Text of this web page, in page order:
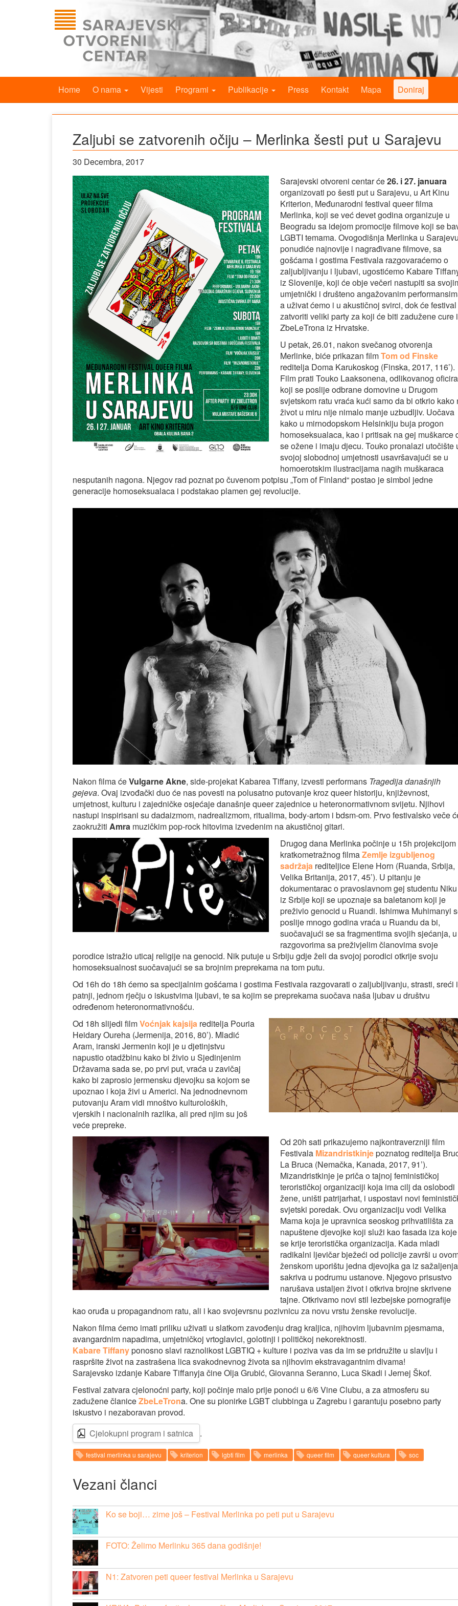
Home O nama Vijesti Programi Publikacije Press Kontakt Mapa Doniraj
Zaljubi se zatvorenih očiju – Merlinka šesti put u Sarajevu
30 Decembra, 2017
Sarajevski otvoreni centar će26. i 27. januara
organizovati po šesti put u Sarajevu, u Art Kinu
Kriterion, Međunarodni festival queer filma
Merlinka, koji se već devet godina organizuje u
Beogradu sa idejom promocije filmove koji se
LGBTI temama. Ovogodišnja Merlinka u
ponudiće najnovije i nagrađivane filmove, sa
gošćama i gostima Festivala razgovaraćemo o
zaljubljivanju i ljubavi, ugostićemo Kabare
iz Slovenije, koji će obje večeri nastupiti sa
umjetnički i društeno angažovanim
a uživat ćemo i u akustičnoj svirci, dok će festival
zatvoriti veliki party za koji će biti zadužene cure
ZbeLeTrona iz Hrvatske.
U petak, 26.01, nakon svečanog otvorenja
Merlinke, biće prikazan filmTom od Finske
reditelja Doma Karukoskog (Finska, 2017, 116’).
Film prati Touko Laaksonena, odlikovanog
koji se poslije odbrane domovine u Drugom
svjetskom ratu vraća kući samo da bi otkrio kako
život u miru nije nimalo manje uzbudljiv. Uočava
kako u mirnodopskom Helsinkiju buja progon
homoseksualaca, kao i pritisak na gej muškarce
se ožene i imaju djecu. Touko pronalazi utočište
svojoj slobodnoj umjetnosti usavršavajući se u
homoerotskim ilustracijama nagih muškaraca
nesputanih nagona. Njegov rad poznat po čuvenom potpisu „Tom of Finland“ postao je simbol jedne
generacije homoseksualaca i podstakao plamen gej revolucije.
Nakon filma ćeVulgarne Akne, side-projekat Kabarea Tiffany, izvesti performans Tragedija današnjih
gejeva. Ovaj izvođački duo će nas povesti na polusatno putovanje kroz queer historiju, književnost,
umjetnost, kulturu i zajedničke osjećaje današnje queer zajednice u heteronormativnom svijetu. Njihovi
nastupi inspirisani su dadaizmom, nadrealizmom, ritualima, body-artom i bdsm-om. Prvo festivalsko veče
zaokružiti Amra muzičkim pop-rock hitovima izvedenim na akustičnoj gitari.
Drugog dana Merlinka počinje u 15h projekcijom
kratkometražnog filmaZemlje izgubljenog
sadržaja rediteljice Elene Horn (Ruanda, Srbija,
Velika Britanija, 2017, 45’). U pitanju je
dokumentarac o pravoslavnom gej studentu Niku
iz Srbije koji se upoznaje sa baletanom koji je
preživio genocid u Ruandi. Ishimwa Muhimanyi
poslije mnogo godina vraća u Ruandu da bi,
suočavajući se sa fragmentima svojih sjećanja, u
razgovorima sa preživjelim članovima svoje
porodice istražio uticaj religije na genocid. Nik putuje u Srbiju gdje želi da svojoj porodici otkrije svoju
homoseksualnost suočavajući se sa brojnim preprekama na tom putu.
Od 16h do 18h ćemo sa specijalnim gošćama i gostima Festivala razgovarati o zaljubljivanju, strasti, sreći i
patnji, jednom rječju o iskustvima ljubavi, te sa kojim se preprekama suočava naša ljubav u društvu
određenom heteronormativnošću.
Od 18h slijedi filmVoćnjak kajsija reditelja Pouria
Heidary Oureha (Jermenija, 2016, 80’). Mladić
Aram, iranski Jermenin koji je u djetinjstvu
napustio otadžbinu kako bi živio u Sjedinjenim
Državama sada se, po prvi put, vraća u zavičaj
kako bi zaprosio jermensku djevojku sa kojom se
upoznao i koja živi u Americi. Na jednodnevnom
putovanju Aram vidi mnoštvo kulturoloških,
vjerskih i nacionalnih razlika, ali pred njim su još
veće prepreke.
Od 20h sati prikazujemo najkontraverzniji film
Festivala Mizandristkinjepoznatog reditelja
La Bruca (Nemačka, Kanada, 2017, 91’).
Mizandristkinje je priča o tajnoj feminističkoj
terorističkoj organizaciji koja ima cilj da oslobodi
žene, uništi patrijarhat, i uspostavi novi
svjetski poredak. Ovu organizaciju vodi Velika
Mama koja je upravnica seoskog prihvatilišta za
napuštene djevojke koji služi kao fasada iza koje
se krije teroristička organizacija. Kada mladi
radikalni ljevičar bježeći od policije završi u
ženskom uporištu jedna djevojka ga iz sažaljenja
sakriva u podrumu ustanove. Njegovo prisustvo
narušava ustaljen život i otkriva brojne skrivene
tajne. Otkrivamo novi stil lezbejske pornografije
kao oruđa u propagandnom ratu, ali i kao svojevrsnu pozivnicu za novu vrstu ženske revolucije.
Nakon filma ćemo imati priliku uživati u slatkom zavođenju drag kraljica, njihovim ljubavnim pjesmama,
avangardnim napadima, umjetničkoj vrtoglavici, golotinji i političkoj nekorektnosti.
Kabare Tiffanyponosno slavi raznolikost LGBTIQ + kulture i poziva vas da im se pridružite u slavlju i
raspršite život na zastrašena lica svakodnevnog života sa njihovim ekstravagantnim divama!
Sarajevsko izdanje Kabare Tiffanyja čine Olja Grubić, Giovanna Seranno, Luca Skadi i Jernej Škof.
Festival zatvara cjelonoćni party, koji počinje malo prije ponoći u 6/6 Vine Clubu, a za atmosferu su
zadužene članiceZbeLeTrona. One su pionirke LGBT clubbinga u Zagrebu i garantuju posebno party
iskustvo i nezaboravan provod.
Cjelokupni program i satnica
.
festival merlinka u sarajevu kriterion lgbti film merlinka queer film queer kultura soc
Vezani članci
Ko se boji… zime još – Festival Merlinka po peti put u Sarajevu
FOTO: Želimo Merlinku 365 dana godišnje!
N1: Zatvoren peti queer festival Merlinka u Sarajevu